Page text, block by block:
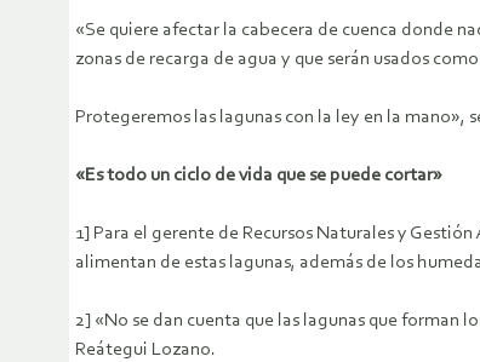
«Se quiere afectar la cabecera de cuenca donde
zonas de recarga de agua y que serán usados
Protegeremos las lagunas con la ley en la
«Es todo un ciclo de vida que se puede cortar»
1] Para el gerente de Recursos Naturales y
alimentan de estas lagunas, además de los
2] «No se dan cuenta que las lagunas que forman
Reátegui Lozano.